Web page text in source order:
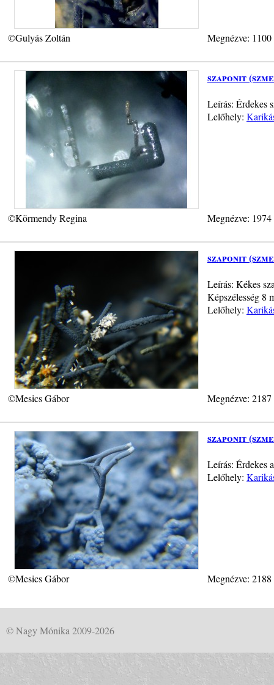
©Gulyás Zoltán Megnézve:
szaponit
Leírás: Érdekes
Lelőhely:
©Körmendy Regina Megnézve:
szaponit
Leírás: Kékes
Képszélesség 8
Lelőhely:
©Mesics Gábor Megnézve:
szaponit
Leírás: Érdekes
Lelőhely:
©Mesics Gábor Megnézve:
© Nagy Mónika 2009-2026